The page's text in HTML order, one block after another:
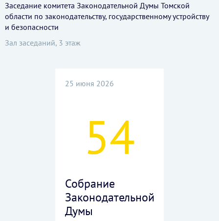
Заседание комитета Законодательной Думы Томской
области по законодательству, государственному устройству
и безопасности
Зал заседаний, 3 этаж
25 июня 2026
54
Собрание
Законодательной
Думы